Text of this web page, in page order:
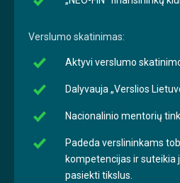
Verslumo skatinimas:
Aktyvi verslumo
Dalyvauja „Verslios
Nacionalinio mentorių
Padeda verslininkams
kompetencijas ir suteikia
pasiekti tikslus.